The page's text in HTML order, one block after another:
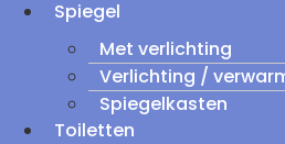
Spiegel
Met verlichting
Verlichting /
Spiegelkasten
Toiletten